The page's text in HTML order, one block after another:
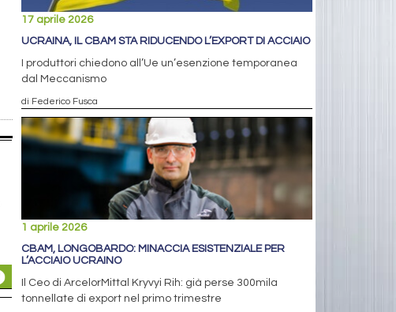
17 aprile 2026
UCRAINA, IL CBAM STA RIDUCENDO L’EXPORT DI ACCIAIO
I produttori chiedono all’Ue un’esenzione temporanea
dal Meccanismo
di Federico Fusca
1 aprile 2026
CBAM, LONGOBARDO: MINACCIA ESISTENZIALE PER
L’ACCIAIO UCRAINO
Il Ceo di ArcelorMittal Kryvyi Rih: già perse 300mila
tonnellate di export nel primo trimestre